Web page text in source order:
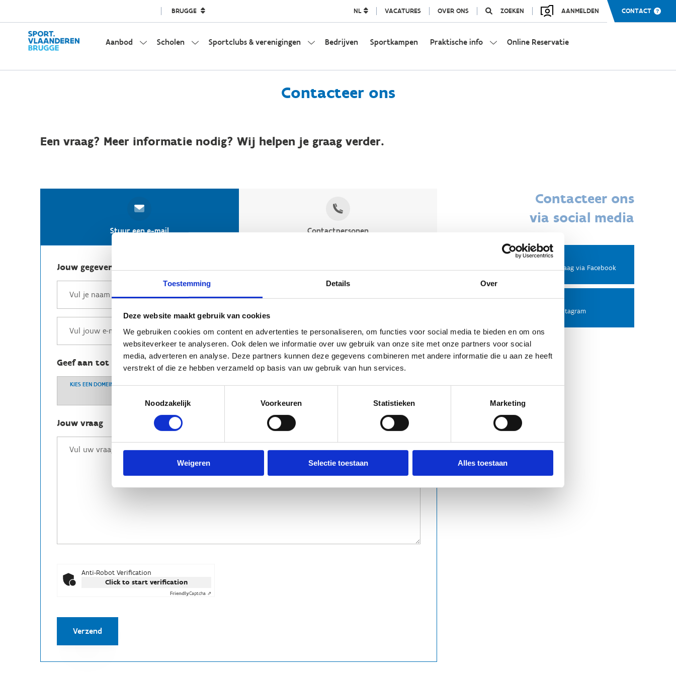
Toestemming Details Over
Deze website maakt gebruik van cookies
We gebruiken cookies om content en advertenties te personaliseren, om functies voor social media te bieden en om ons
websiteverkeer te analyseren. Ook delen we informatie over uw gebruik van onze site met onze partners voor social
media, adverteren en analyse. Deze partners kunnen deze gegevens combineren met andere informatie die u aan ze heeft
verstrekt of die ze hebben verzameld op basis van uw gebruik van hun services.
Noodzakelijk
Voorkeuren Statistieken Marketing
Weigeren Selectie toestaan Alles toestaan
BRUGGE NL VACATURES OVER ONS ZOEKEN AANMELDEN CONTACT
Aanbod Scholen Sportclubs & verenigingen Bedrijven Sportkampen Praktische info Online Reservatie
Contacteer ons
Een vraag? Meer informatie nodig? Wij helpen je graag verder.
Stuur een e-mail Contactpersonen
Jouw gegevens
Geef aan tot welk domein jouw vraag behoort
KIES EEN DOMEIN
Jouw vraag
Anti-Robot Verification
Click to start verification
FriendlyCaptcha ⇗
Verzend
Contacteer ons
via social media
Facebook
Stel ons een vraag via Facebook
Instagram
Volg ons op Instagram